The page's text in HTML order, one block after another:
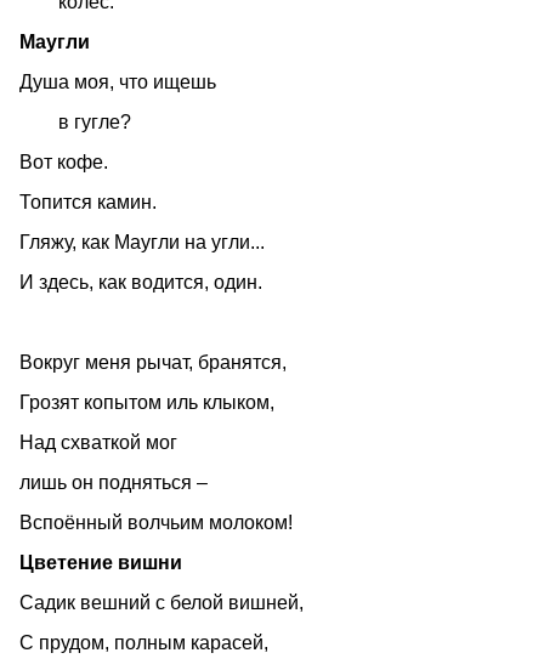
Маугли
Душа моя, что ищешь
в гугле?
Вот кофе.
Топится камин.
Гляжу, как Маугли на угли...
И здесь, как водится, один.
Вокруг меня рычат, бранятся,
Грозят копытом иль клыком,
Над схваткой мог
лишь он подняться –
Вспоённый волчьим молоком!
Цветение вишни
Садик вешний с белой вишней,
С прудом, полным карасей,